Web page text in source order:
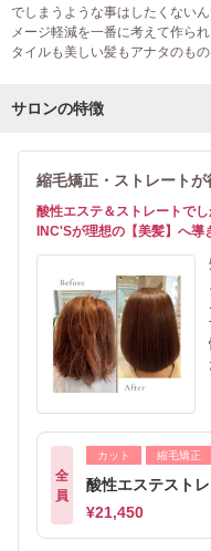
でしまうような事はしたくない
メージ軽減を一番に考えて作ら
タイルも美しい髪もアナタのもの
サロンの特徴
縮毛矯正・ストレート
酸性エステ＆ストレートで
INC'Sが理想の【美髪】へ導
全
員
カット 縮毛矯正
酸性エステスト
¥21,450